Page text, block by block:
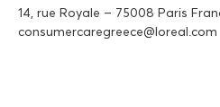
14, rue Royale – 75008 Paris
consumercaregreece@loreal.com